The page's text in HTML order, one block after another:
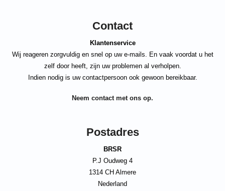
Contact
Klantenservice
Wij reageren zorgvuldig en snel op uw e-mails. En vaak voordat u het
zelf door heeft, zijn uw problemen al verholpen.
Indien nodig is uw contactpersoon ook gewoon bereikbaar.
Neem contact met ons op.
Postadres
BRSR
P.J Oudweg 4
1314 CH Almere
Nederland